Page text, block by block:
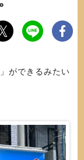
」ができるみたい